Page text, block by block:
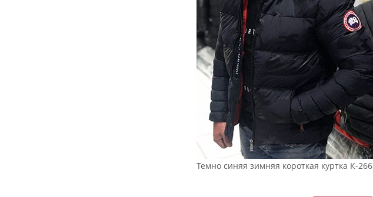
Темно синяя зимняя короткая куртка К-266